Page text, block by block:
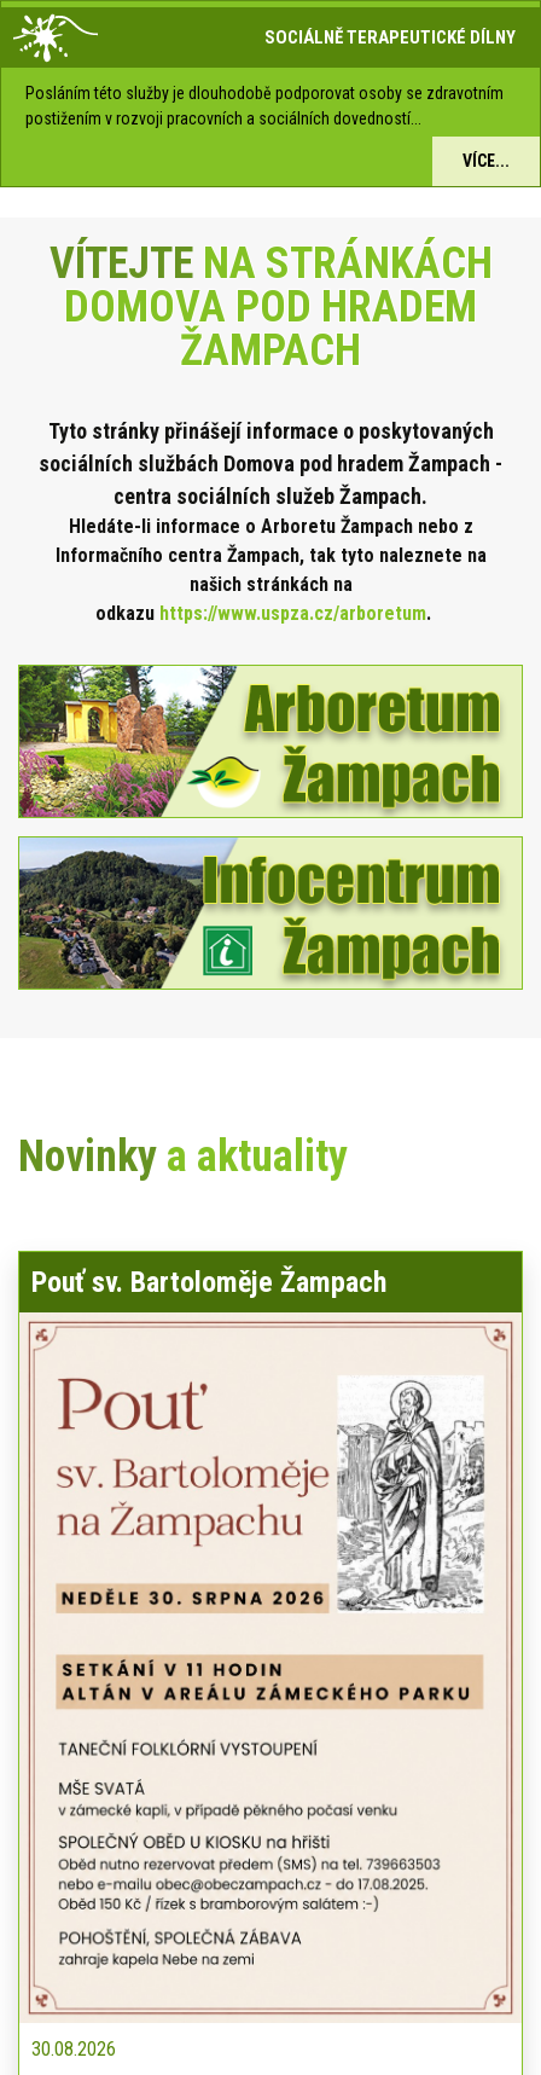
SOCIÁLNĚ TERAPEUTICKÉ DÍLNY
Posláním této služby je dlouhodobě podporovat osoby se zdravotním
postižením v rozvoji pracovních a sociálních dovedností...
VÍCE...
VÍTEJTENA STRÁNKÁCH
DOMOVA POD HRADEM
ŽAMPACH
Tyto stránky přinášejí informace o poskytovaných
sociálních službách Domova pod hradem Žampach -
centra sociálních služeb Žampach.
Hledáte-li informace o Arboretu Žampach nebo z
Informačního centra Žampach, tak tyto naleznete na
našich stránkách na
odkazu https://www.uspza.cz/arboretum.
Novinky a aktuality
Pouť sv. Bartoloměje Žampach
30.08.2026